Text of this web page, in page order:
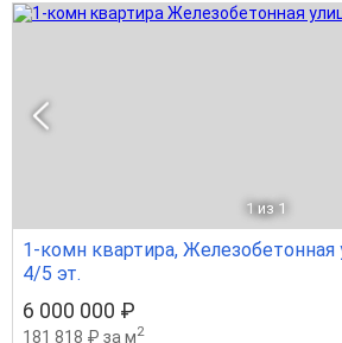
1 из 1
1-комн квартира, Железобетонная
4/5 эт.
6 000 000 ₽
181 818 ₽ за м2